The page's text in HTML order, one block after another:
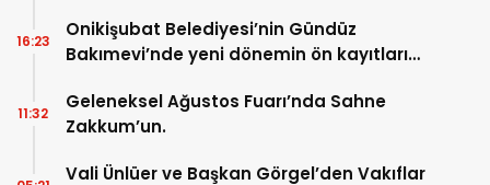
Onikişubat Belediyesi’nin Gündüz
Bakımevi’nde yeni dönemin ön kayıtları
16:23
Geleneksel Ağustos Fuarı’nda Sahne
Zakkum’un.
11:32
Vali Ünlüer ve Başkan Görgel’den Vakıflar